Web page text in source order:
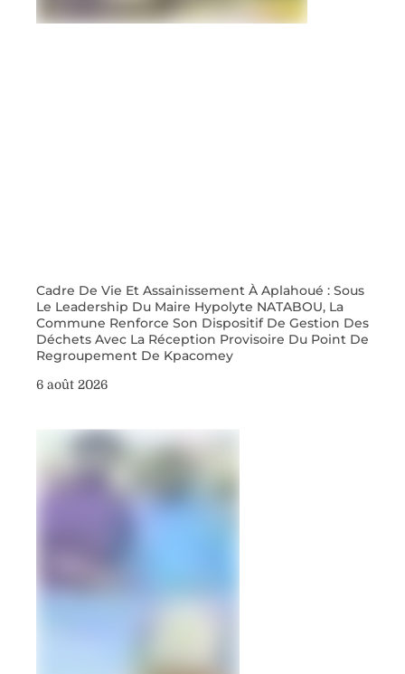
Cadre De Vie Et Assainissement À Aplahoué : Sous
Le Leadership Du Maire Hypolyte NATABOU, La
Commune Renforce Son Dispositif De Gestion Des
Déchets Avec La Réception Provisoire Du Point De
Regroupement De Kpacomey
6 août 2026